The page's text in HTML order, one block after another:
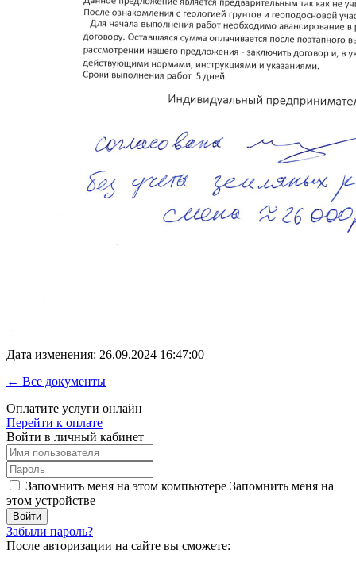
Дата изменения: 26.09.2024 16:47:00
← Все документы
Оплатите услуги онлайн
Перейти к оплате
Войти в личный кабинет
Запомнить меня на этом компьютере Запомнить меня на
этом устройстве
Забыли пароль?
После авторизации на сайте вы сможете: